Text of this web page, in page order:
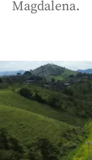
Magdalena.